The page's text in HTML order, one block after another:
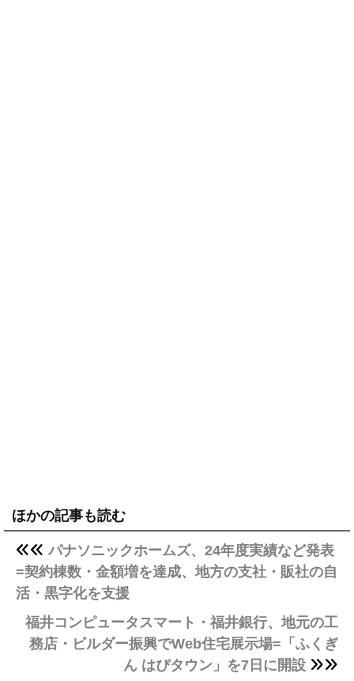
ほかの記事も読む
パナソニックホームズ、24年度実績など発表
=契約棟数・金額増を達成、地方の支社・販社の自
活・黒字化を支援
福井コンピュータスマート・福井銀行、地元の工
務店・ビルダー振興でWeb住宅展示場=「ふくぎ
ん はぴタウン」を7日に開設